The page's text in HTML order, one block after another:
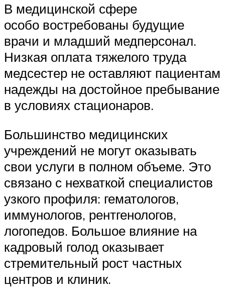
В медицинской сфере
особо востребованы будущие
врачи и младший медперсонал.
Низкая оплата тяжелого труда
медсестер не оставляют пациентам
надежды на достойное пребывание
в условиях стационаров.
Большинство медицинских
учреждений не могут оказывать
свои услуги в полном объеме. Это
связано с нехваткой специалистов
узкого профиля: гематологов,
иммунологов, рентгенологов,
логопедов. Большое влияние на
кадровый голод оказывает
стремительный рост частных
центров и клиник.